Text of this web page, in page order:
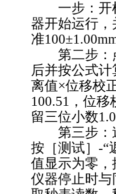
一步：开
器开始运行
准
第二步：
后并按公式
离值×位移校
100.51，位移
留三位小数
第三步：
按［测试］-“
值显示为零，
仪器停止时